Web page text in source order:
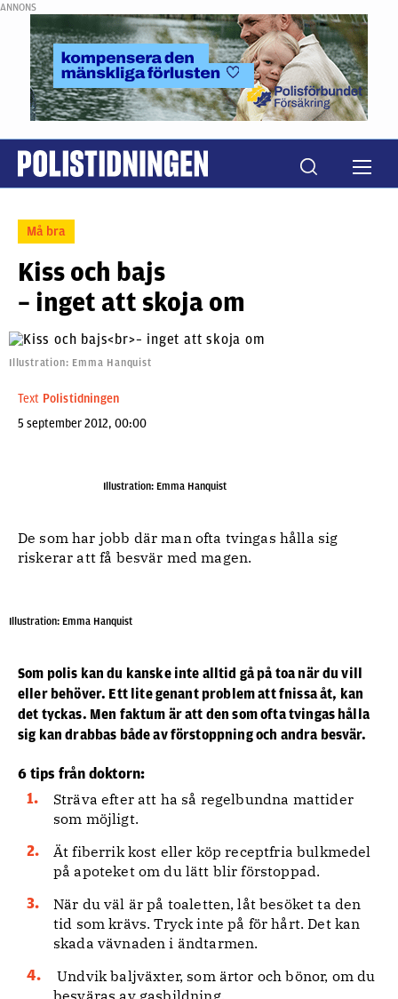
ANNONS
Må bra
Kiss och bajs
– inget att skoja om
Illustration: Emma Hanquist
Text Polistidningen
5 september 2012, 00:00
Illustration: Emma Hanquist
De som har jobb där man ofta tvingas hålla sig
riskerar att få besvär med magen.
Illustration: Emma Hanquist
Som polis kan du kanske inte alltid gå på toa när du vill
eller behöver. Ett lite genant problem att fnissa åt, kan
det tyckas. Men faktum är att den som ofta tvingas hålla
sig kan drabbas både av förstoppning och andra besvär.
6 tips från doktorn:
Sträva efter att ha så regelbundna mattider
som möjligt.
Ät fiberrik kost eller köp receptfria bulkmedel
på apoteket om du lätt blir förstoppad.
När du väl är på toaletten, låt besöket ta den
tid som krävs. Tryck inte på för hårt. Det kan
skada vävnaden i ändtarmen.
Undvik baljväxter, som ärtor och bönor, om du
besväras av gasbildning.